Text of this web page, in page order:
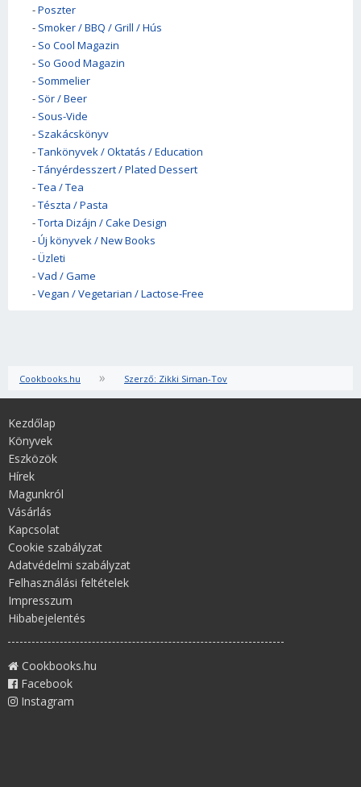
-Poszter
- Smoker / BBQ / Grill / Hús
- So Cool Magazin
- So Good Magazin
- Sommelier
- Sör / Beer
- Sous-Vide
- Szakácskönyv
-Tankönyvek / Oktatás / Education
-Tányérdesszert / Plated Dessert
-Tea / Tea
-Tészta / Pasta
-Torta Dizájn / Cake Design
-Új könyvek / New Books
-Üzleti
-Vad / Game
-Vegan / Vegetarian / Lactose-Free
Cookbooks.hu » Szerző: Zikki Siman-Tov
Kezdőlap
Könyvek
Eszközök
Hírek
Magunkról
Vásárlás
Kapcsolat
Cookie szabályzat
Adatvédelmi szabályzat
Felhasználási feltételek
Impresszum
Hibabejelentés
Cookbooks.hu
Facebook
Instagram